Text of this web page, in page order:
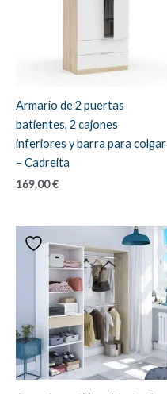
Armario de 2 puertas
batientes, 2 cajones
inferiores y barra para colgar
– Cadreita
169,00€